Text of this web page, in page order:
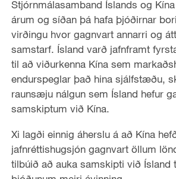
Stjórnmálasamband Íslands og
árum og síðan þá hafa þjóðirnar
virðingu hvor gagnvart annarri og
samstarf. Ísland varð jafnframt
til að viðurkenna Kína sem
endurspeglar það hina sjálfstæðu,
raunsæju nálgun sem Ísland hefur
samskiptum við Kína.
Xi lagði einnig áherslu á að Kína
jafnréttishugsjón gagnvart öllum
tilbúið að auka samskipti við